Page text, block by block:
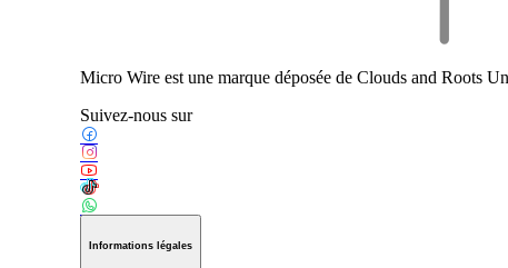
Micro Wire est une marque déposée de Clouds and Roots
Suivez-nous sur
Informations légales